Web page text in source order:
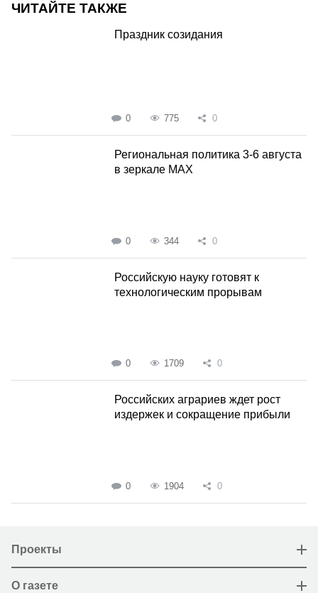
ЧИТАЙТЕ ТАКЖЕ
Праздник созидания
0 775 0
Региональная политика 3-6 августа
в зеркале MAX
0 344 0
Российскую науку готовят к
технологическим прорывам
0 1709 0
Российских аграриев ждет рост
издержек и сокращение прибыли
0 1904 0
Проекты
О газете